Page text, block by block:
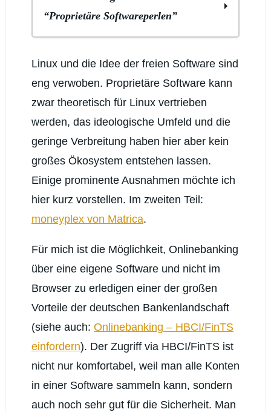
“Proprietäre Softwareperlen”
I: SoftMaker Office
Proprietäre Softwareperlen für Linux
Teil II: moneyplex
Proprietäre Softwareperlen für Linux Teil
Proprietäre Softwareperlen für Linux Teil
Linux und die Idee der freien Software sind
eng verwoben. Proprietäre Software kann
zwar theoretisch für Linux vertrieben
werden, das ideologische Umfeld und die
geringe Verbreitung haben hier aber kein
großes Ökosystem entstehen lassen.
Einige prominente Ausnahmen möchte ich
hier kurz vorstellen. Im zweiten Teil:
moneyplex von Matrica.
Für mich ist die Möglichkeit, Onlinebanking
über eine eigene Software und nicht im
Browser zu erledigen einer der großen
Vorteile der deutschen Bankenlandschaft
(siehe auch: Onlinebanking – HBCI/FinTS
einfordern). Der Zugriff via HBCI/FinTS ist
nicht nur komfortabel, weil man alle Konten
in einer Software sammeln kann, sondern
auch noch sehr gut für die Sicherheit. Man